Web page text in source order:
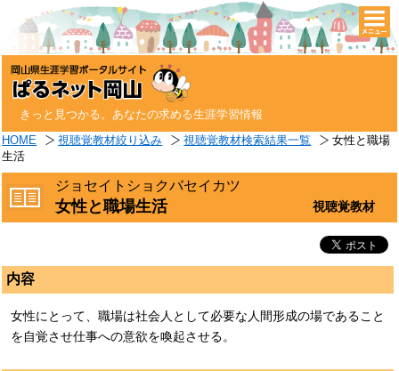
きっと見つかる。あなたの求める生涯学習情報
HOME 視聴覚教材絞り込み 視聴覚教材検索結果一覧
女性と職場
生活
ジョセイトショクバセイカツ
女性と職場生活 視聴覚教材
内容
女性にとって、職場は社会人として必要な人間形成の場であること
を自覚させ仕事への意欲を喚起させる。